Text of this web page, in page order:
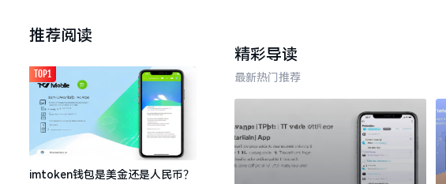
推荐阅读
imtoken钱包是美金还是人民币？
TOP1
精彩导读
最新热门推荐